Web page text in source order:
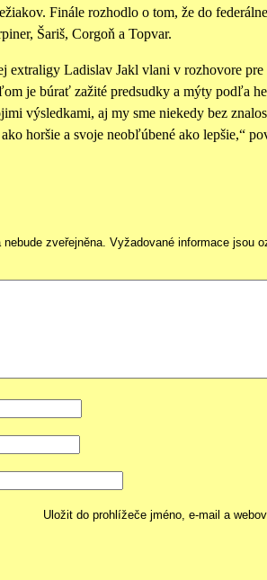
Finále rozhodlo o tom, že do
Šariš, Corgoň a Topvar.
extraligy Ladislav Jakl vlani v rozhovore
je búrať zažité predsudky a mýty podľa
výsledkami, aj my sme niekedy bez
horšie a svoje neobľúbené ako lepšie,“
zveřejněna. Vyžadované informace jsou
Uložit do prohlížeče jméno, e-mail a